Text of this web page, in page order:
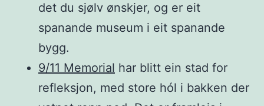
det du sjølv ønskjer, og er eit
spanande museum i eit spanande
bygg.
9/11 Memorial har blitt ein stad for
refleksjon, med store hól i bakken der